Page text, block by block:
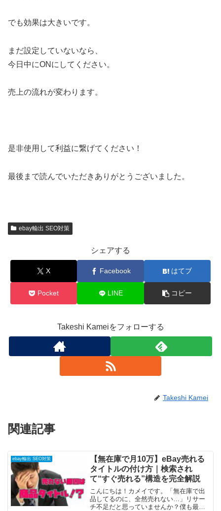
でも効果は大きいです。
まだ設定していないなら、
今日中にONにしてください。
売上の流れが変わります。
是非使用して利益に繋げてください！
最後まで読んでいただきありがとうございました。
ebay輸出 SEO対策
シェアする
X Facebook はてブ
Pocket LINE コピー
Takeshi Kameiをフォローする
Takeshi Kamei
関連記事
ebay輸出 SEO対策
【無在庫で月10万】eBay売れる
タイトルの付け方｜検索され
て“すぐ売れる”構造を完全解説
こんにちは！カメイです。「無在庫で出
品してるのに、全然売れない…」リサー
チ不足だと思っていませんか？僕も最初